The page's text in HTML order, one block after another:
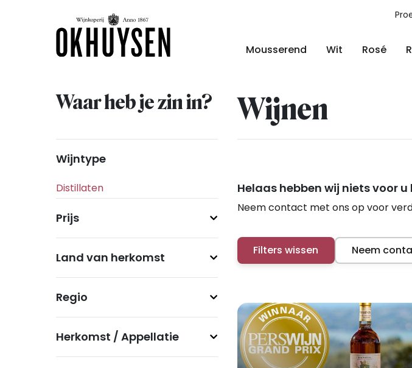
Mousserend Wit Rosé
Waar heb je zin in? Wijnen
Wijntype
Prijs
Land van herkomst
Regio
Herkomst / Appellatie
Helaas hebben wij niets voor
Neem contact met ons op voor
Filters wissen Neem